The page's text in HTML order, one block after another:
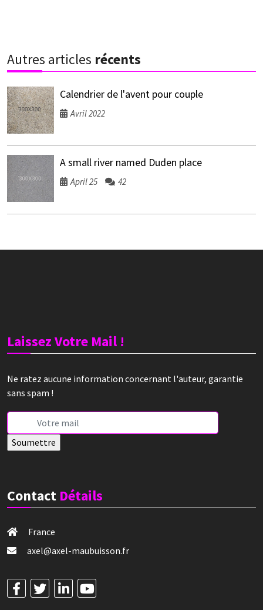
Autres articles récents
Calendrier de l'avent pour couple
Avril 2022
A small river named Duden place
April 25 42
Laissez Votre Mail !
Ne ratez aucune information concernant l'auteur, garantie
sans spam !
Contact Détails
France
axel@axel-maubuisson.fr